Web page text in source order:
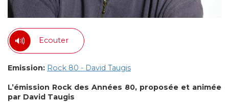
Ecouter
Emission: Rock 80 - David Taugis
L’émission Rock des Années 80, proposée et animée
par David Taugis